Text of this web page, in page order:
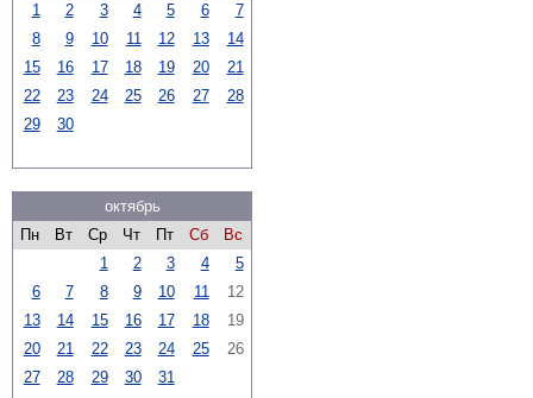
1
2 3 4 5 6
7
8
9 10 11 12 13
14
15
16 17 18 19 20
21
22
23 24 25 26 27
28
29
30
октябрь
Пн
Вт Ср Чт Пт Сб
Вс
1
2 3 4
5
6
7 8 9 10 11
12
13
14 15 16 17 18
19
20
21 22 23 24 25
26
27
28 29 30 31